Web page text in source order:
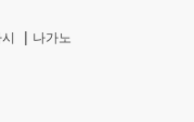
나가노